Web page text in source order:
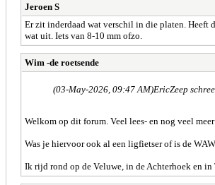
Jeroen S
Er zit inderdaad wat verschil in die platen. Heeft
wat uit. Iets van 8-10 mm ofzo.
Wim -de roetsende
(03-May-2026, 09:47 AM)EricZeep
Welkom op dit forum. Veel lees- en nog veel
Was je hiervoor ook al een ligfietser of is de
Ik rijd rond op de Veluwe, in de Achterhoek en in